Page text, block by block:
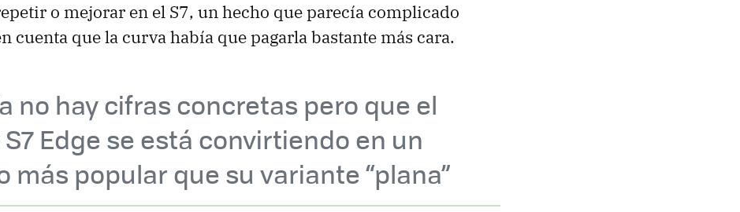
o mejorar en el S7, un hecho que parecía complicado
cuenta que la curva había que pagarla bastante más cara.
no hay cifras concretas pero que el
S7 Edge se está convirtiendo en un
más popular que su variante “plana”